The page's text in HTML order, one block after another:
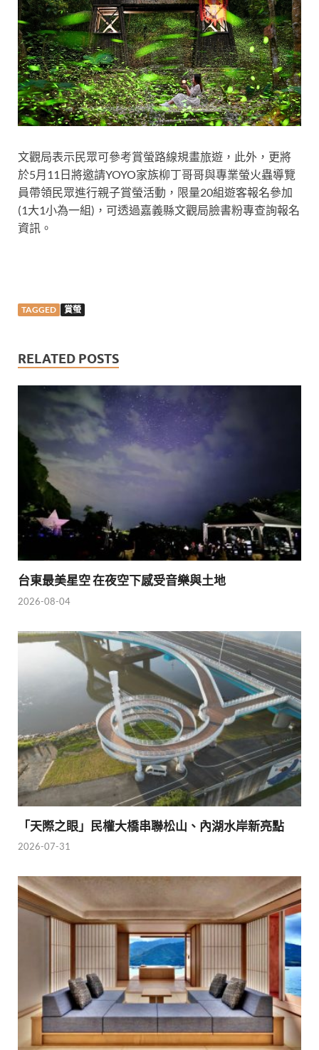
文觀局表示民眾可參考賞螢路線規畫旅遊，此外，更將
於5月11日將邀請YOYO家族柳丁哥哥與專業螢火蟲導覽
員帶領民眾進行親子賞螢活動，限量20組遊客報名參加
(1大1小為一組)，可透過嘉義縣文觀局臉書粉專查詢報名
資訊。
TAGGED 賞螢
RELATED POSTS
台東最美星空 在夜空下感受音樂與土地
2026-08-04
「天際之眼」民權大橋串聯松山、內湖水岸新亮點
2026-07-31